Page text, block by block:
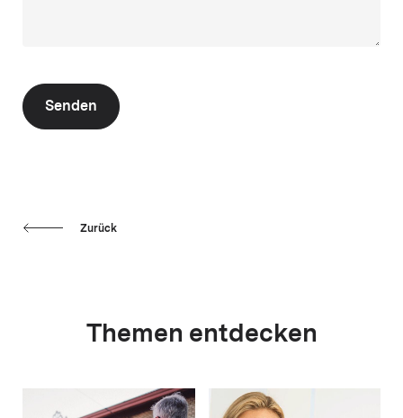
Senden
Zurück
Themen entdecken